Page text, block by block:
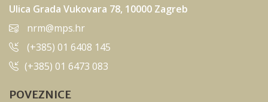
Ulica Grada Vukovara 78, 10000 Zagreb
nrm@mps.hr
(+385) 01 6408 145
(+385) 01 6473 083
POVEZNICE